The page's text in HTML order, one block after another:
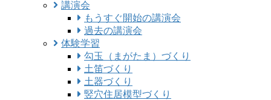
講演会
もうすぐ開始の講演会
過去の講演会
体験学習
勾玉（まがたま）づくり
土笛づくり
土器づくり
竪穴住居模型づくり